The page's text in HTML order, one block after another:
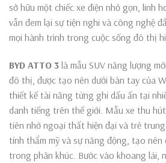
sở hữu một chiếc xe điện nhỏ gọn, linh
vẫn đem lại sự tiện nghi và công nghệ
mọi hành trình trong cuộc sống đô thị
BYD ATTO 3 là mẫu SUV năng lượng
đô thị, được tạo nên dưới bàn tay của
thiết kế tài năng từng ghi dấu ấn tại
danh tiếng trên thế giới. Mẫu xe thu
tiên nhờ ngoại thất hiện đại và trẻ
tính thẩm mỹ và sự năng động, tạo nên
trong phân khúc. Bước vào khoang lái,